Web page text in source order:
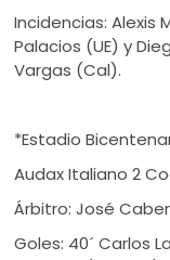
Incidencias: Alexis
Palacios (UE) y
Vargas (Cal).
*Estadio
Audax Italiano 2
Árbitro: José
Goles: 40´ Carlos